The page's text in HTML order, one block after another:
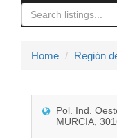
navigation
Home Región
Pol. Ind.
MURCIA,